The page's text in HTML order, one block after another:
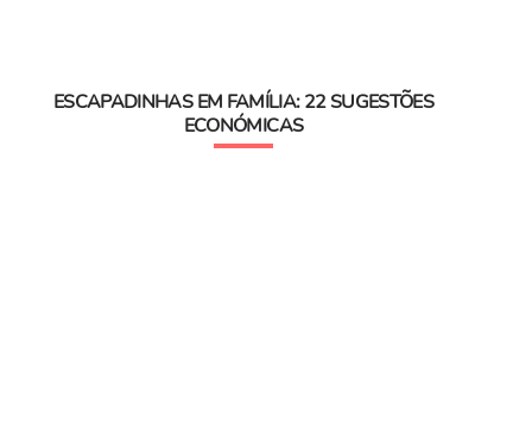
ESCAPADINHAS EM FAMÍLIA: 22 SUGESTÕES
ECONÓMICAS